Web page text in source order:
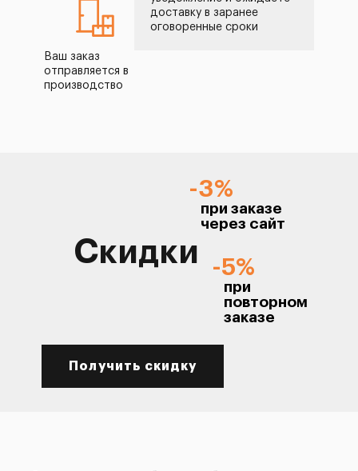
Ваш заказ
отправляется в
производство
доставку в заранее
оговоренные сроки
Скидки
-3%
при заказе
через сайт
-5%
при
повторном
заказе
Получить скидку